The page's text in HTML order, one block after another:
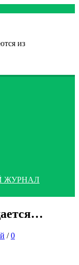
из
ЖУРНАЛ
/ 0